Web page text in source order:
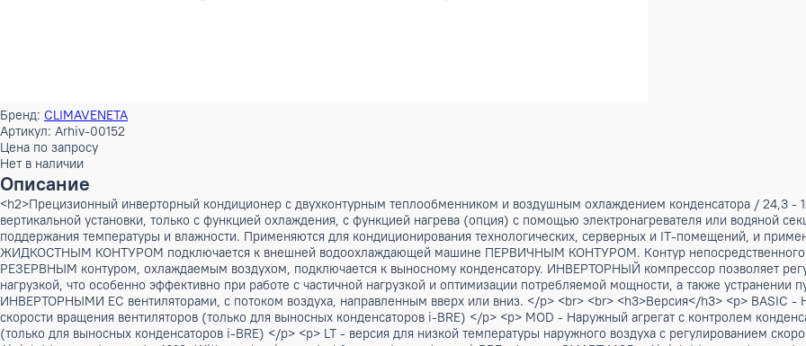
Бренд:CLIMAVENETA
Артикул: Arhiv-00152
Цена по запросу
Нет в наличии
Описание
<h2>Прецизионный инверторный кондиционер с двухконтурным теплообменником и воздушным охлаждением